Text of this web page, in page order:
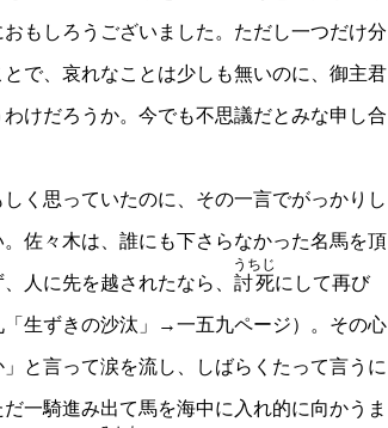
もしろうございました。ただし一つだけ分
で、哀れなことは少しも無いのに、御主君
けだろうか。今でも不思議だとみな申し合
く思っていたのに、その一言でがっかりし
佐々木は、誰にも下さらなかった名馬を頂
人に先を越されたなら、 討死
うちじ
にして再び
生ずきの沙汰」→一五九ページ）。その心
と言って涙を流し、しばらくたって言うに
一騎進み出て馬を海中に入れ的に向かうま